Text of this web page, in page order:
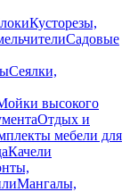
Кусторезы,
Садовые
Сеялки,
высокого
Отдых и
мебели для
Качели
Мангалы,